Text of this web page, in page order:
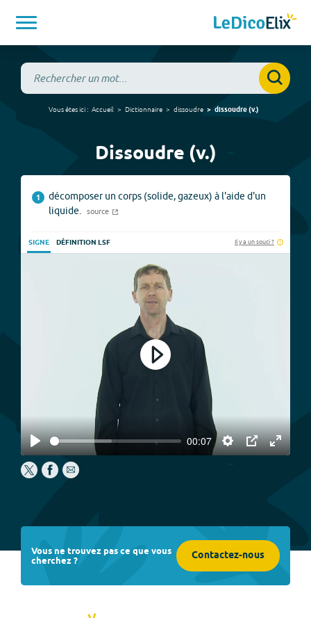
Vous êtes ici : Accueil Dictionnaire dissoudre dissoudre(v.)
Dissoudre (v.)
1
décomposer un corps (solide, gazeux) à l'aide d'un
liquide.
source
SIGNE DÉFINITION LSF Il y a un souci ?
Play
00:07
Settings
PIP
Enter
Play
Vous ne trouvez pas ce que vous
cherchez ? Contactez-nous